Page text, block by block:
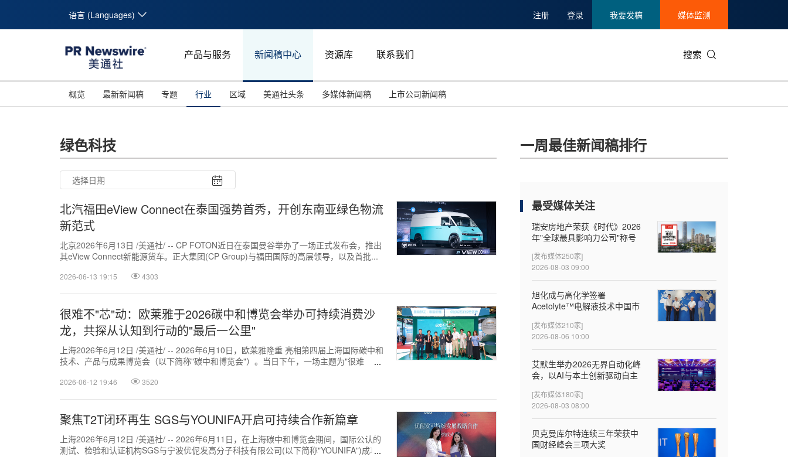
语言 (Languages) 注册 登录 我要发稿 媒体监测
产品与服务 新闻稿中心 资源库 联系我们 搜索
概览 最新新闻稿 专题
碳中和
汉诺威工业博览会
世界杯
行业
娱乐时尚与艺术
广告营销传媒
会展
区域
新加坡
美通社头条 多媒体新闻稿 上市公司新闻稿
绿色科技
26
27
28
29
30
31
1
2
3
4
5
6
7
8
9
10
11
12
13
14
15
16
17
18
19
20
21
22
23
24
25
26
27
28
29
30
31
1
2
3
4
5
北汽福田eView Connect在泰国强势首秀，开创东南亚绿色物流
新范式
北京2026年6月13日 /美通社/ -- CP FOTON近日在泰国曼谷举办了一场正式发布会，推出
其eView Connect新能源货车。正大集团(CP Group)与福田国际的高层领导，以及首批...
2026-06-13 19:15 4303
很难不"芯"动：欧莱雅于2026碳中和博览会举办可持续消费沙
龙，共探从认知到行动的"最后一公里"
上海2026年6月12日 /美通社/ -- 2026年6月10日，欧莱雅隆重 亮相第四届上海国际碳中和
技术、产品与成果博览会（以下简称"碳中和博览会"）。当日下午，一场主题为"很难
2026-06-12 19:46 3520
聚焦T2T闭环再生 SGS与YOUNIFA开启可持续合作新篇章
上海2026年6月12日 /美通社/ -- 2026年6月11日，在上海碳中和博览会期间，国际公认的
测试、检验和认证机构SGS与宁波优伲发高分子科技有限公司(以下简称"YOUNIFA")成功
一周最佳新闻稿排行
最受媒体关注
瑞安房地产荣获《时代》2026
年"全球最具影响力公司"称号
[发布媒体250家]
2026-08-03 09:00
旭化成与高化学签署
Acetolyte™电解液技术中国市
[发布媒体210家]
2026-08-06 10:00
‌艾默生举办2026无界自动化峰
会，以AI与本土创新驱动自主
[发布媒体180家]
2026-08-03 08:00
贝克曼库尔特连续三年荣获中
国财经峰会三项大奖